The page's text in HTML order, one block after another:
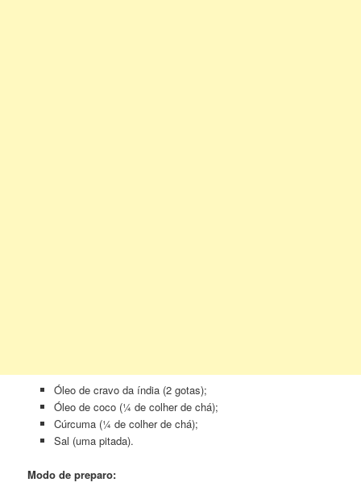
Óleo de cravo da índia (2 gotas);
Óleo de coco (¼ de colher de chá);
Cúrcuma (¼ de colher de chá);
Sal (uma pitada).
Modo de preparo: